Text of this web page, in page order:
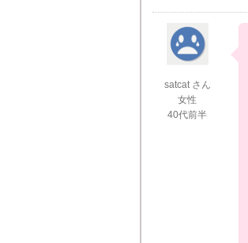
satcat さん
女性
40代前半